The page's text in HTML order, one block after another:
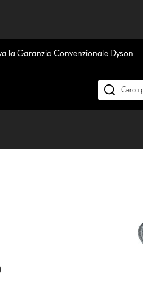
la Garanzia Convenzionale Dyson
Cerca